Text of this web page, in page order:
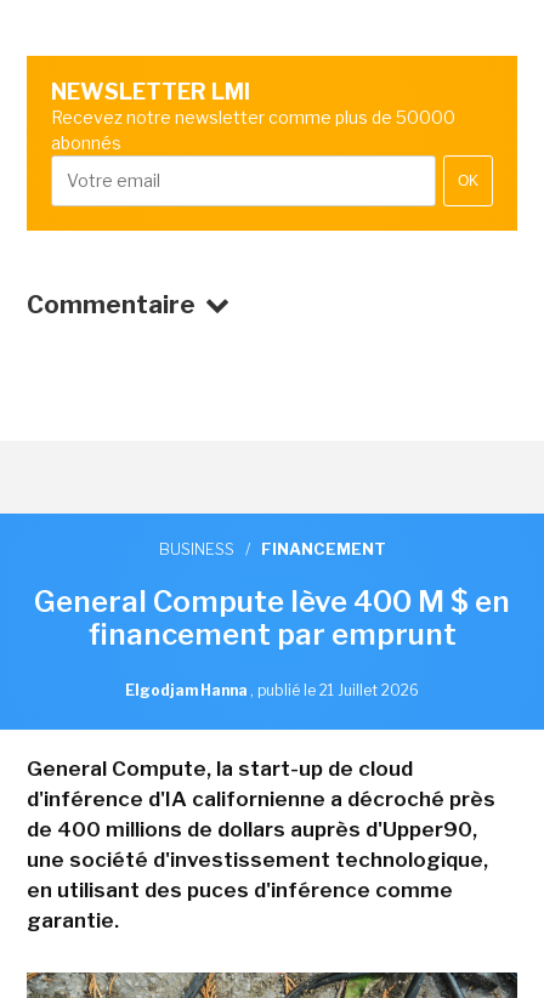
NEWSLETTER LMI
Recevez notre newsletter comme plus de 50000
abonnés
OK
Commentaire
BUSINESS / FINANCEMENT
General Compute lève 400 M $ en
financement par emprunt
Elgodjam Hanna , publié le 21 Juillet 2026
General Compute, la start-up de cloud
d'inférence d'IA californienne a décroché près
de 400 millions de dollars auprès d'Upper90,
une société d'investissement technologique,
en utilisant des puces d'inférence comme
garantie.